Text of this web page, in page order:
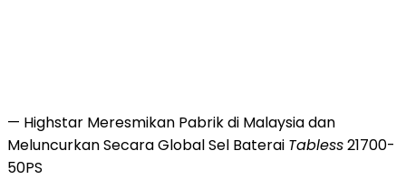
— Highstar Meresmikan Pabrik di Malaysia dan
Meluncurkan Secara Global Sel Baterai Tabless21700-
50PS